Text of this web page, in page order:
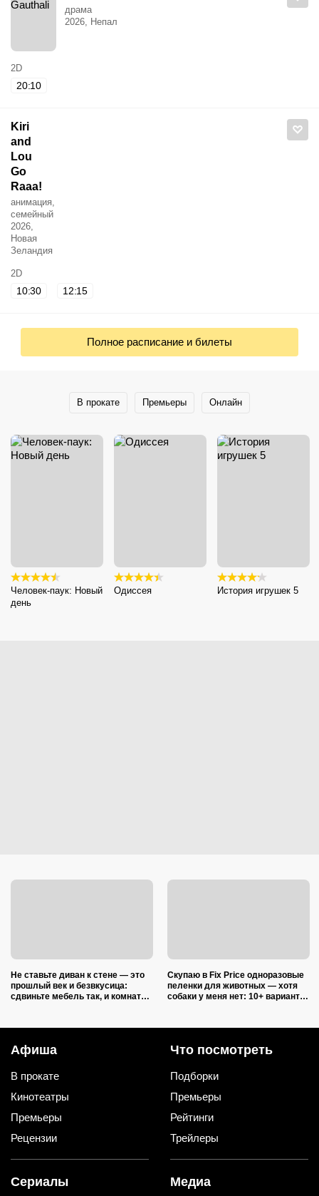
драма
2026, Непал
2D
20:10
Kiri
and
Lou
Go
Raaa!
анимация,
семейный
2026,
Новая
Зеландия
2D
10:30 12:15
Полное расписание и билеты
В прокате Премьеры Онлайн
Человек-паук: Новый
день
Одиссея История игрушек 5
Не ставьте диван к стене — это
прошлый век и безвкусица:
сдвиньте мебель так, и комната
Скупаю в Fix Price одноразовые
пеленки для животных — хотя
собаки у меня нет: 10+ вариантов
Афиша
В прокате
Кинотеатры
Премьеры
Рецензии
Что посмотреть
Подборки
Премьеры
Рейтинги
Трейлеры
Сериалы Медиа